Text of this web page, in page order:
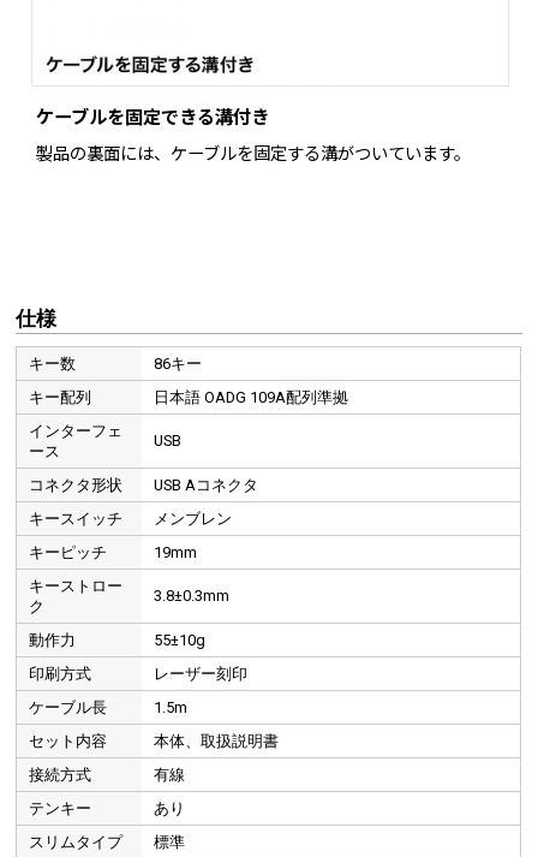
ケーブルを固定できる溝付き
製品の裏面には、ケーブルを固定する溝がついています。
仕様
キー数
86キー
キー配列
日本語 OADG 109A配列準拠
インターフェ
ース
USB
コネクタ形状
USB Aコネクタ
キースイッチ
メンブレン
キーピッチ
19mm
キーストロー
ク
3.8±0.3mm
動作力
55±10g
印刷方式
レーザー刻印
ケーブル長
1.5m
セット内容
本体、取扱説明書
接続方式
有線
テンキー
あり
スリムタイプ
標準